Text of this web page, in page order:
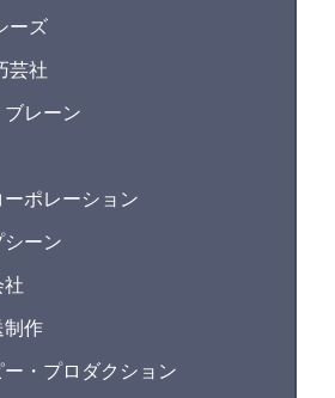
ーズ
芸社
レーン
ポレーション
ーン
社
制作
・プロダクション